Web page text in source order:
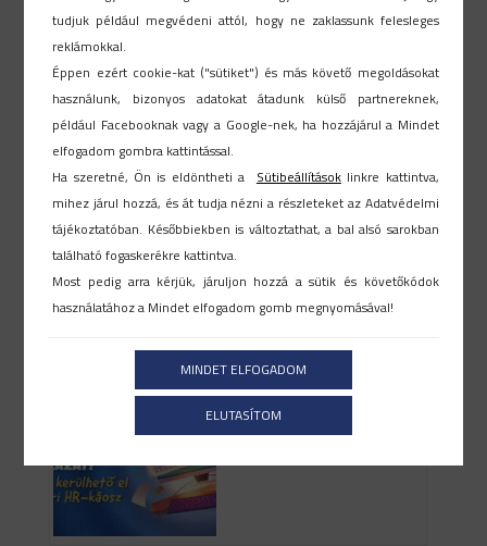
Legutóbbi hírek
Megfelelő HR rendszer kiválasztása
tudjuk például megvédeni attól, hogy ne zaklassunk felesleges
reklámokkal.
Éppen ezért cookie-kat ("sütiket") és más követő megoldásokat
használunk, bizonyos adatokat átadunk külső partnereknek,
például Facebooknak vagy a Google-nek, ha hozzájárul a Mindet
elfogadom gombra kattintással.
Ha szeretné, Ön is eldöntheti a Sütibeállításoklinkre kattintva,
mihez járul hozzá, és át tudja nézni a részleteket az Adatvédelmi
tájékoztatóban. Későbbiekben is változtathat, a bal alsó sarokban
található fogaskerékre kattintva.
Most pedig arra kérjük, járuljon hozzá a sütik és követőkódok
használatához a Mindet elfogadom gomb megnyomásával!
MINDET ELFOGADOM
ELUTASÍTOM